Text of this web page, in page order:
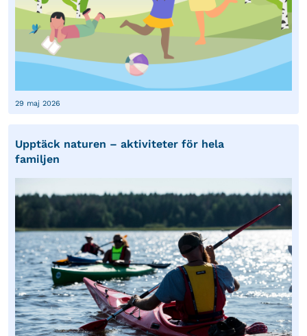
29 maj 2026
Upptäck naturen – aktiviteter för hela
familjen